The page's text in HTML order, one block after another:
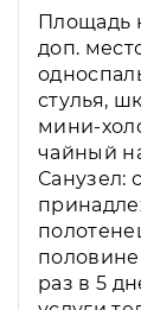
Площадь
доп.
стулья,
мини-
чайный
Санузел:
половине
раз в 5